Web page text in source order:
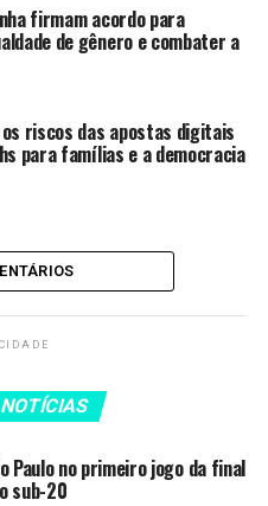
firmam acordo para
de gênero e combater a
riscos das apostas digitais
para famílias e a democracia
Paulo no primeiro jogo da final
sub-20